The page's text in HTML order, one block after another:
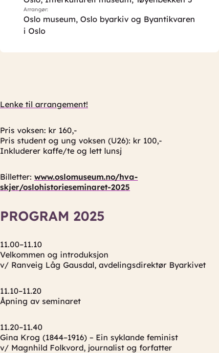
Arrangør:
Oslo museum, Oslo byarkiv og Byantikvaren
i Oslo
Lenke til arrangement!
Pris voksen: kr 160,-
Pris student og ung voksen (U26): kr 100,-
Inkluderer kaffe/te og lett lunsj
Billetter: www.oslomuseum.no/hva-
skjer/oslohistorieseminaret-2025
PROGRAM 2025
11.00–11.10
Velkommen og introduksjon
v/ Ranveig Låg Gausdal, avdelingsdirektør Byarkivet
11.10–11.20
Åpning av seminaret
11.20–11.40
Gina Krog (1844–1916) – Ein syklande feminist
v/ Magnhild Folkvord, journalist og forfatter